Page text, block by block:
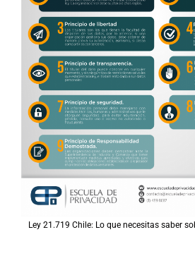
Ley 21.719 Chile: Lo que necesitas saber